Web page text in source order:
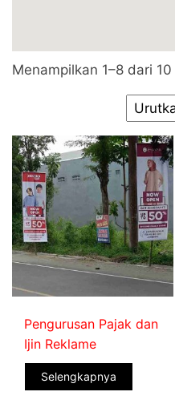
Menampilkan 1–8 dari 10
Pengurusan Pajak dan
Ijin Reklame
Selengkapnya